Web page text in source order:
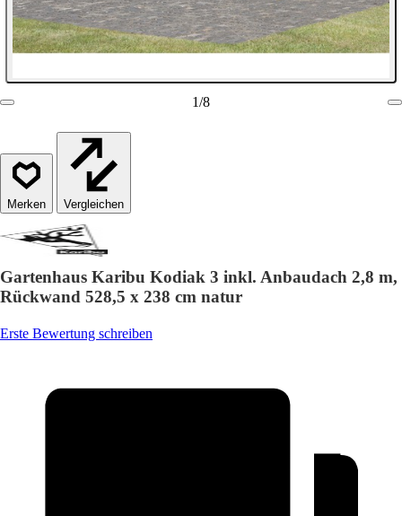
1/8
Vergleichen
Gartenhaus Karibu Kodiak 3 inkl. Anbaudach 2,8 m,
Rückwand 528,5 x 238 cm natur
Erste Bewertung schreiben